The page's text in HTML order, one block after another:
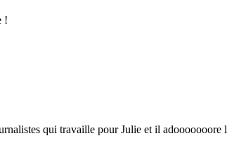
!
qui travaille pour Julie et il adooooooore